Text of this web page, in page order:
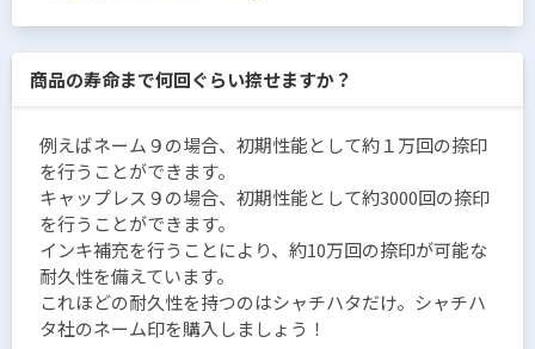
商品の寿命まで何回ぐらい捺せますか？
例えばネーム９の場合、初期性能として約１万回の捺印
を行うことができます。
キャップレス９の場合、初期性能として約3000回の捺印
を行うことができます。
インキ補充を行うことにより、約10万回の捺印が可能な
耐久性を備えています。
これほどの耐久性を持つのはシャチハタだけ。シャチハ
タ社のネーム印を購入しましょう！